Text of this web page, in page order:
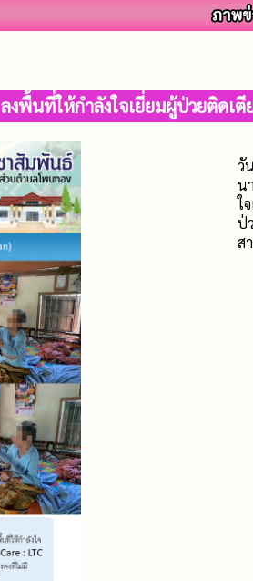
ลงพื้นที่ให้กำลังใจเยี่ยมผู้ป่วยติดเ
วั
น
ใ
ป่
ส